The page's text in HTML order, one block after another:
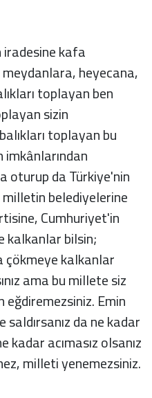
kafa
heyecana,
toplayan ben
sizin
toplayan bu
imkânlarından
oturup da Türkiye'nin
belediyelerine
Cumhuriyet'in
kalkanlar bilsin;
kalkanlar
ama bu millete siz
Emin
da ne kadar
kadar acımasız olsanız
milleti yenemezsiniz.